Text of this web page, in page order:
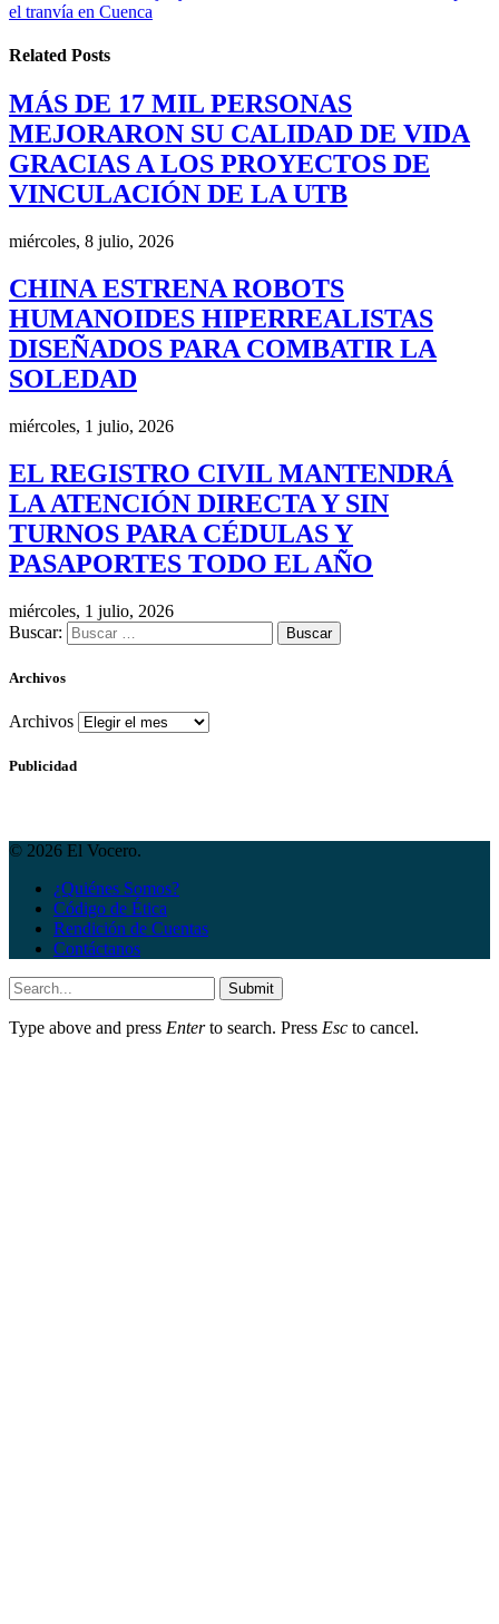
el tranvía en Cuenca
Related Posts
MÁS DE 17 MIL PERSONAS
MEJORARON SU CALIDAD DE VIDA
GRACIAS A LOS PROYECTOS DE
VINCULACIÓN DE LA UTB
miércoles, 8 julio, 2026
CHINA ESTRENA ROBOTS
HUMANOIDES HIPERREALISTAS
DISEÑADOS PARA COMBATIR LA
SOLEDAD
miércoles, 1 julio, 2026
EL REGISTRO CIVIL MANTENDRÁ
LA ATENCIÓN DIRECTA Y SIN
TURNOS PARA CÉDULAS Y
PASAPORTES TODO EL AÑO
miércoles, 1 julio, 2026
Buscar:
Archivos
Archivos
Publicidad
© 2026 El Vocero.
¿Quiénes Somos?
Código de Ética
Rendición de Cuentas
Contáctanos
Submit
Type above and press Enterto search. Press Esc to cancel.